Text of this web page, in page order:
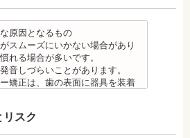
た直後や、ワイヤーを交換した
ことがありますが、数日でおさ
。また、冷たいものを飲んだと
敏」があらわれる場合がありま
日で改善されます。長期間痛む
相談しましょう。
ているパッチテストなどをうけ
原因となるもの
スムーズにいかない場合があり
れる場合が多いです。
音しづらいことがあります。
矯正は、歯の表面に器具を装着
が当たることで頬の内側に傷が
なったり、歯の移動に伴う痛み
スク